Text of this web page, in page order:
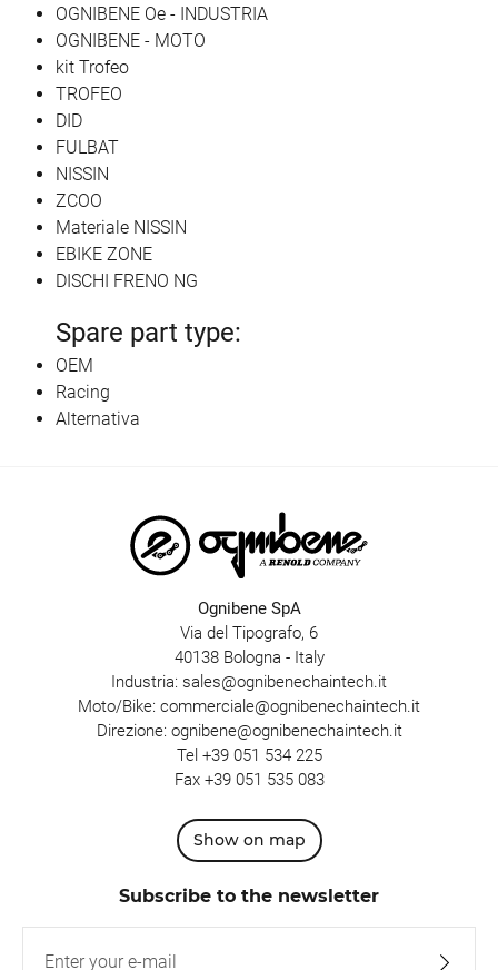
OGNIBENE Oe - INDUSTRIA
OGNIBENE - MOTO
kit Trofeo
TROFEO
DID
FULBAT
NISSIN
ZCOO
Materiale NISSIN
EBIKE ZONE
DISCHI FRENO NG
Spare part type:
OEM
Racing
Alternativa
Ognibene SpA
Via del Tipografo, 6
40138 Bologna - Italy
Industria: sales@ognibenechaintech.it
Moto/Bike: commerciale@ognibenechaintech.it
Direzione: ognibene@ognibenechaintech.it
Tel +39 051 534 225
Fax +39 051 535 083
Show on map
Subscribe to the newsletter